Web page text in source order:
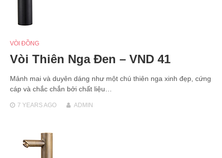
VÒI ĐỒNG
Vòi Thiên Nga Đen – VND 41
Mảnh mai và duyên dáng như một chú thiên nga xinh đẹp, cứng
cáp và chắc chắn bởi chất liệu…
7 YEARSAGO ADMIN